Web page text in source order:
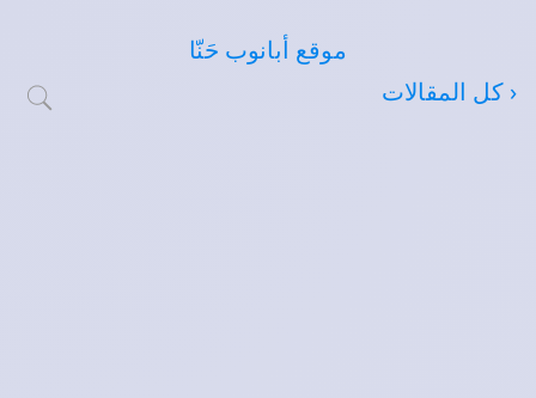
موقع أبانوب حَنّا
‹ كل المقالات